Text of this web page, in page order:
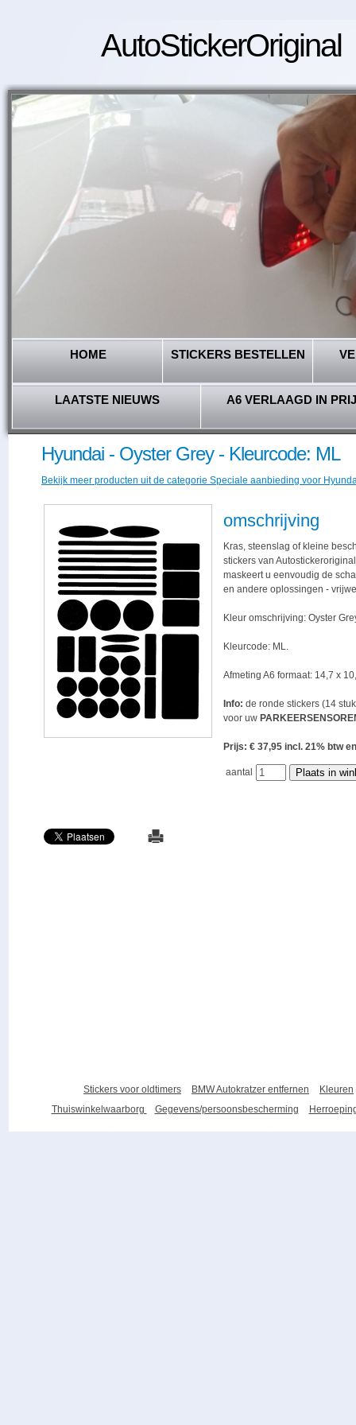
AutoStickerOriginal
HOME STICKERS BESTELLEN
LAATSTE NIEUWS A6 VERLAAGD IN
Hyundai - Oyster Grey - Kleurcode: ML
Bekijk meer producten uit de categorie Speciale aanbieding voor
omschrijving
Kras, steenslag of kleine
stickers van
maskeert u eenvoudig de
en andere oplossingen -
Kleur omschrijving: Oyster
Kleurcode: ML.
Afmeting A6 formaat: 14,7 x
Info: de ronde stickers (14
voor uw
Prijs: € 37,95 incl. 21% btw
aantal
Stickers voor oldtimers BMW Autokratzer entfernen
Kleuren
Thuiswinkelwaarborg
Gegevens/persoonsbescherming